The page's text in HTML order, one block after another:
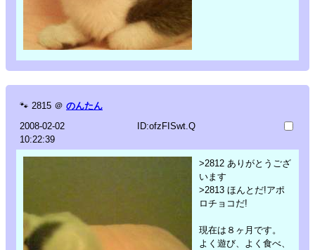
🐾 2815 ＠ のんたん
2008-02-02
10:22:39
ID:ofzFISwt.Q
>2812 ありがとうござ
います
>2813 ほんとだ!アポ
ロチョコだ!
現在は８ヶ月です。
よく遊び、よく食べ、